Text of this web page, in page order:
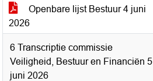
Openbare lijst Bestuur 4 juni
2026
6 Transcriptie commissie
Veiligheid, Bestuur en Financiën 5
juni 2026